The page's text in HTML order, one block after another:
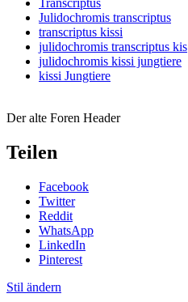
Transcriptus
Julidochromis transcriptus
transcriptus kissi
julidochromis transcriptus kis
julidochromis kissi jungtiere
kissi Jungtiere
Der alte Foren Header
Teilen
Facebook
Twitter
Reddit
WhatsApp
LinkedIn
Pinterest
Stil ändern